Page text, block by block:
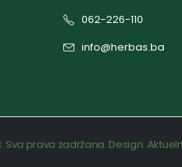
062-226-110
info@herbas.ba
Sva prava zadržana. Design: